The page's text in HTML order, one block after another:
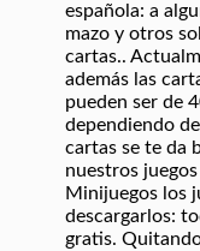
española: a
mazo y otros
cartas..
además las
pueden ser de
dependiendo
cartas se te da
nuestros
Minijuegos los
descargarlos:
gratis.